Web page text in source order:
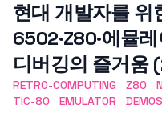
현대 개발자를
6502·Z80·에뮬
디버깅의 즐거움
RETRO-COMPUTING Z80
TIC-80
EMULATOR